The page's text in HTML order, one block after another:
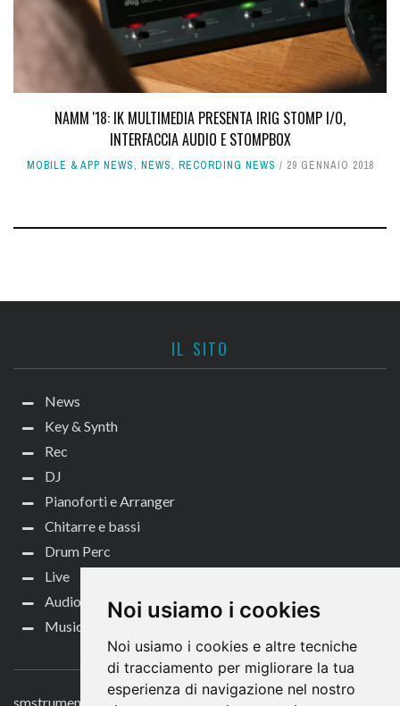
Noi usiamo i cookies
Noi usiamo i cookies e altre tecniche
di tracciamento per migliorare la tua
esperienza di navigazione nel nostro
NAMM '18: IK MULTIMEDIA PRESENTA IRIG STOMP I/O,
INTERFACCIA AUDIO E STOMPBOX
MOBILE & APP NEWS, NEWS, RECORDING NEWS 29 GENNAIO 2018
IL SITO
News
Key & Synth
Rec
DJ
Pianoforti e Arranger
Chitarre e bassi
Drum Perc
Live
Audio per video
Music Life
CONTATTACI
smstrumentimusicali.it